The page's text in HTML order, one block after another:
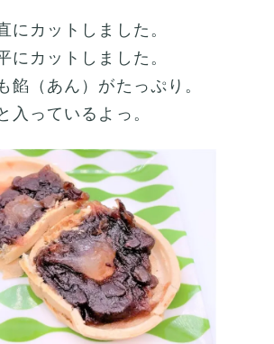
にカットしました。
にカットしました。
餡（あん）がたっぷり。
入っているよっ。